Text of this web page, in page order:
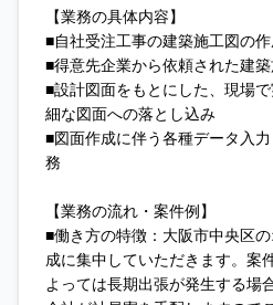
【業務の具体内容】
■自社受注工事の建築施工図の作
■得意先企業から依頼された建
■設計図面をもとにした、現場
細な図面への落とし込み
■図面作成に伴う各種データ入
務
【業務の流れ・案件例】
■働き方の特徴：大阪市中央区
成に集中していただきます。案
よっては長期出張が発生する場